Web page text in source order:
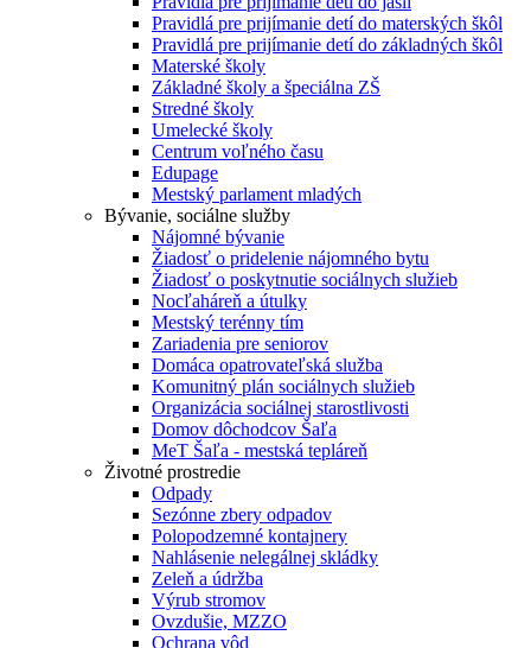
Pravidlá pre prijímanie detí do materských škôl
Pravidlá pre prijímanie detí do základných škôl
Materské školy
Základné školy a špeciálna ZŠ
Stredné školy
Umelecké školy
Centrum voľného času
Edupage
Mestský parlament mladých
Bývanie, sociálne služby
Nájomné bývanie
Žiadosť o pridelenie nájomného bytu
Žiadosť o poskytnutie sociálnych služieb
Nocľaháreň a útulky
Mestský terénny tím
Zariadenia pre seniorov
Domáca opatrovateľská služba
Komunitný plán sociálnych služieb
Organizácia sociálnej starostlivosti
Domov dôchodcov Šaľa
MeT Šaľa - mestská tepláreň
Životné prostredie
Odpady
Sezónne zbery odpadov
Polopodzemné kontajnery
Nahlásenie nelegálnej skládky
Zeleň a údržba
Výrub stromov
Ovzdušie, MZZO
Ochrana vôd